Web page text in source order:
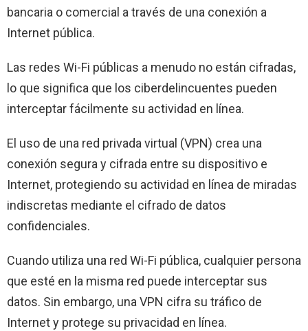
bancaria o comercial a través de una conexión a
Internet pública.
Las redes Wi-Fi públicas a menudo no están cifradas,
lo que significa que los ciberdelincuentes pueden
interceptar fácilmente su actividad en línea.
El uso de una red privada virtual (VPN) crea una
conexión segura y cifrada entre su dispositivo e
Internet, protegiendo su actividad en línea de miradas
indiscretas mediante el cifrado de datos
confidenciales.
Cuando utiliza una red Wi-Fi pública, cualquier persona
que esté en la misma red puede interceptar sus
datos. Sin embargo, una VPN cifra su tráfico de
Internet y protege su privacidad en línea.